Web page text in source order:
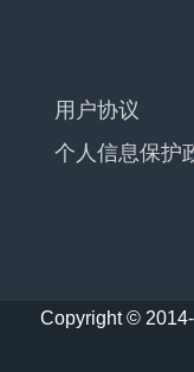
用户协议
个人信息保护
Copyright ©